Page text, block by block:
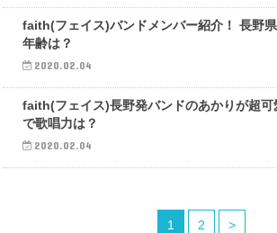
エンタメ
faith(フェイス)バンドメンバー紹介！ 長野
年齢は？
2020.02.04
エンタメ
faith(フェイス)長野発バンドのあかりが超可
で歌唱力は？
2020.02.04
1 2 >